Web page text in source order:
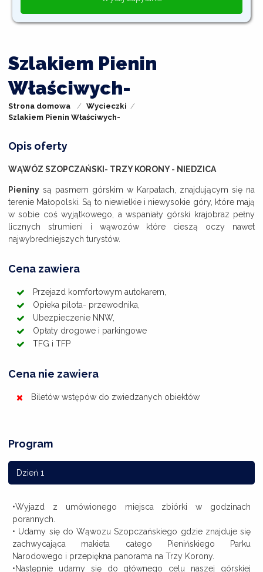
Szlakiem Pienin
Właściwych-
Strona domowa
Wycieczki
Szlakiem Pienin Właściwych-
Opis oferty
WĄWÓZ SZOPCZAŃSKI- TRZY KORONY - NIEDZICA
Pieniny są pasmem górskim w Karpatach, znajdującym się na
terenie Małopolski. Są to niewielkie i niewysokie góry, które mają
w sobie coś wyjątkowego, a wspaniały górski krajobraz pełny
licznych strumieni i wąwozów które cieszą oczy nawet
najwybredniejszych turystów.
Cena zawiera
Przejazd komfortowym autokarem,
Opieka pilota- przewodnika,
Ubezpieczenie NNW,
Opłaty drogowe i parkingowe
TFG i TFP
Cena nie zawiera
Biletów wstępów do zwiedzanych obiektów
Program
Dzień 1
•Wyjazd z umówionego miejsca zbiórki w godzinach
porannych.
• Udamy się do Wąwozu Szopczańskiego gdzie znajduje się
zachwycająca makieta całego Pienińskiego Parku
Narodowego i przepiękna panorama na Trzy Korony.
•Następnie udamy się do głównego celu naszej górskiej